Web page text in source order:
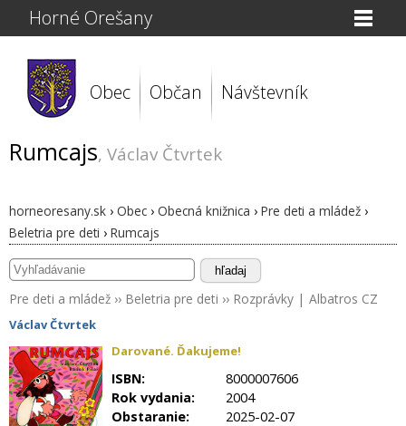
Horné Orešany
Obec Občan Návštevník
Rumcajs, Václav Čtvrtek
horneoresany.sk › Obec › Obecná knižnica › Pre deti a mládež ›
Beletria pre deti › Rumcajs
hľadaj
Pre deti a mládež ›› Beletria pre deti ›› Rozprávky | Albatros CZ
Václav Čtvrtek
Darované. Ďakujeme!
ISBN:
8000007606
Rok vydania:
2004
Obstaranie:
2025-02-07